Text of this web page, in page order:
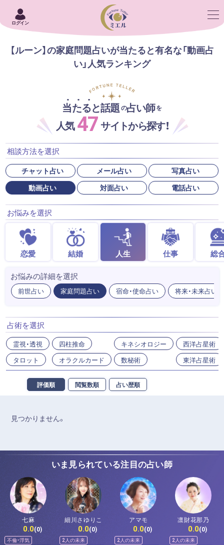
ログイン
【ルーン】の家庭問題占いが当たると有名な「動画占
い」人気ランキング
当たると話題の占い師を
人気47サイトから探す！
相談方法を選択
チャット占い メール占い
写真占い
動画占い
対面占い 電話占い
お悩みを選択
恋愛 結婚 人生 仕事 総
お悩みの詳細を選択
前世占い 家庭問題占い 宿命・使命占い 将来・未来占い
占術を選択
霊視・透視
タロット
四柱推命
オラクルカード
キネシオロジー
数秘術
西洋占星術
東洋占星術
評価順 閲覧数順 占い歴順
見つかりません。
いま見られている注目の占い師
七麻
0.0(0)
不倫・浮気
細川さゆりこ
0.0(0)
2人の未来
アマモ
0.0(0)
2人の未来
凛財花那乃
0.0(0)
2人の未来